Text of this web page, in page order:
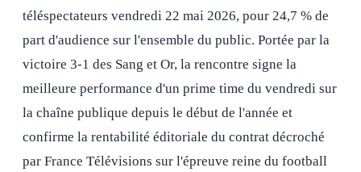
téléspectateurs vendredi 22 mai 2026, pour 24,7 % de
part d'audience sur l'ensemble du public. Portée par la
victoire 3-1 des Sang et Or, la rencontre signe la
meilleure performance d'un prime time du vendredi sur
la chaîne publique depuis le début de l'année et
confirme la rentabilité éditoriale du contrat décroché
par France Télévisions sur l'épreuve reine du football